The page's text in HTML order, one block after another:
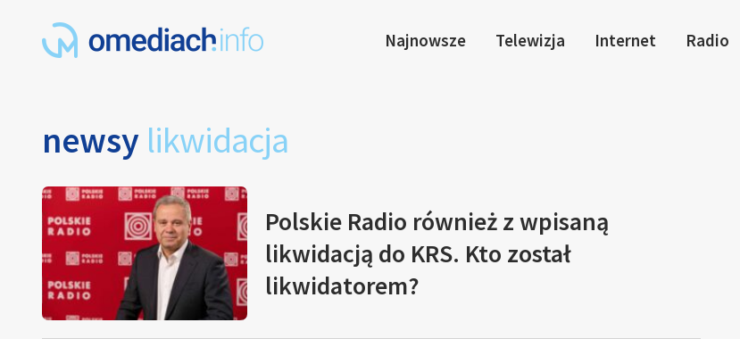
Najnowsze Telewizja Internet Radio
newsy likwidacja
Polskie Radio również z wpisaną
likwidacją do KRS. Kto został
likwidatorem?